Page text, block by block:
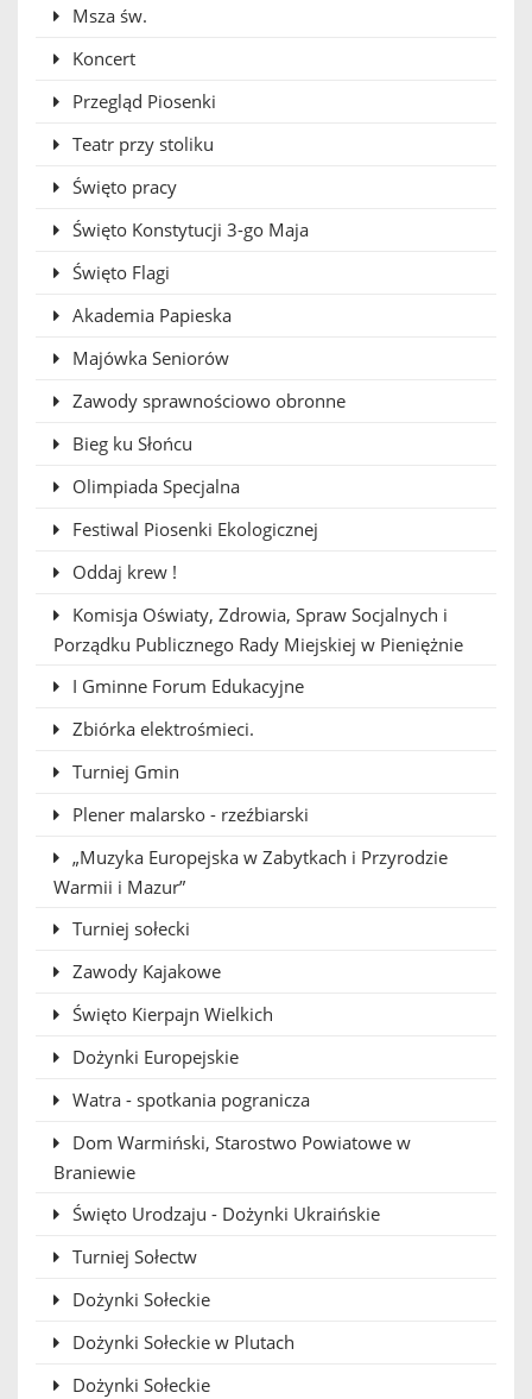
Msza św.
Koncert
Przegląd Piosenki
Teatr przy stoliku
Święto pracy
Święto Konstytucji 3-go Maja
Święto Flagi
Akademia Papieska
Majówka Seniorów
Zawody sprawnościowo obronne
Bieg ku Słońcu
Olimpiada Specjalna
Festiwal Piosenki Ekologicznej
Oddaj krew !
Komisja Oświaty, Zdrowia, Spraw Socjalnych i
Porządku Publicznego Rady Miejskiej w Pieniężnie
I Gminne Forum Edukacyjne
Zbiórka elektrośmieci.
Turniej Gmin
Plener malarsko - rzeźbiarski
„Muzyka Europejska w Zabytkach i Przyrodzie
Warmii i Mazur”
Turniej sołecki
Zawody Kajakowe
Święto Kierpajn Wielkich
Dożynki Europejskie
Watra - spotkania pogranicza
Dom Warmiński, Starostwo Powiatowe w
Braniewie
Święto Urodzaju - Dożynki Ukraińskie
Turniej Sołectw
Dożynki Sołeckie
Dożynki Sołeckie w Plutach
Dożynki Sołeckie